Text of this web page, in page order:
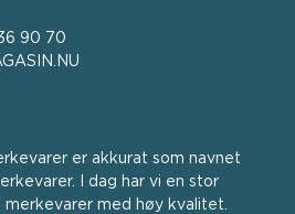
90 70
er akkurat som navnet
I dag har vi en stor
med høy kvalitet.